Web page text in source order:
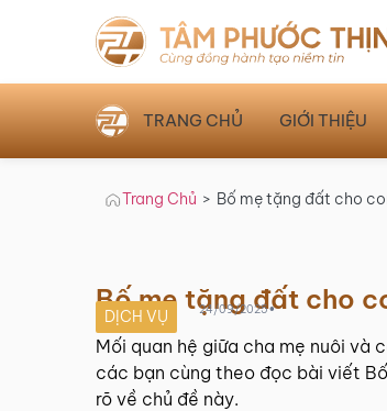
TRANG CHỦ GIỚI THIỆU
Trang Chủ > Bố mẹ tặng đất cho
Bố mẹ tặng đất cho
DỊCH VỤ 24/09/2025•
Mối quan hệ giữa cha mẹ nuôi và
các bạn cùng theo đọc bài viết
rõ về chủ đề này.